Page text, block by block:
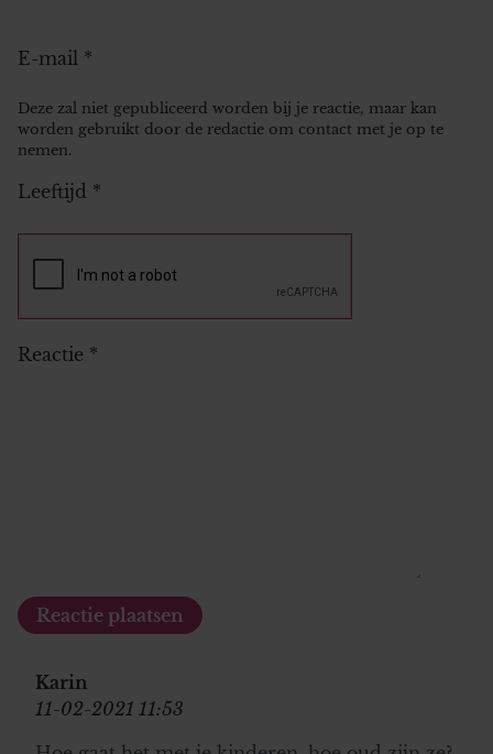
E-mail *
Deze zal niet gepubliceerd worden bij je reactie, maar kan
worden gebruikt door de redactie om contact met je op te
nemen.
Leeftijd *
Reactie *
Karin
11-02-2021 11:53